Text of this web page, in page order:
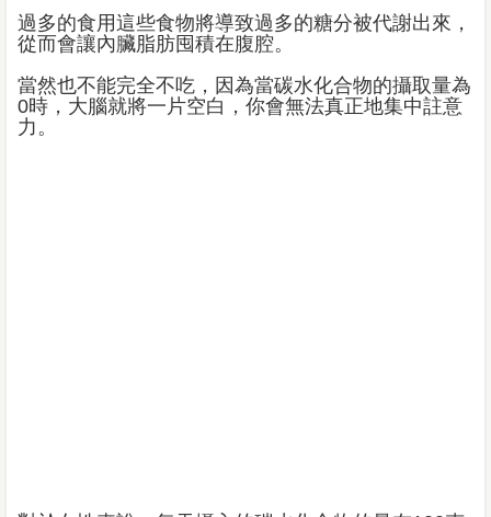
過多的食用這些食物將導致過多的糖分被代謝出來，
從而會讓內臟脂肪囤積在腹腔。
當然也不能完全不吃，因為當碳水化合物的攝取量為
0時，大腦就將一片空白，你會無法真正地集中註意
力。